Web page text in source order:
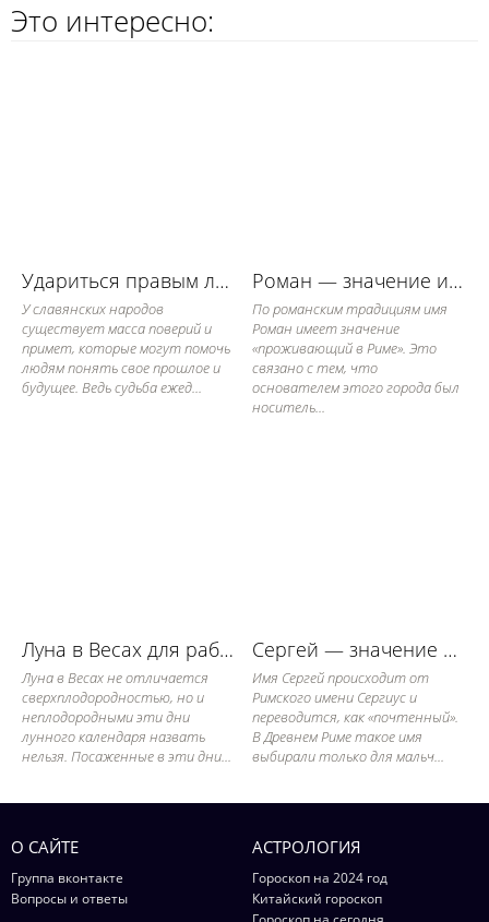
Это интересно:
Удариться правым локтем - примета
У славянских народов
существует масса поверий и
примет, которые могут помочь
людям понять свое прошлое и
будущее. Ведь судьба ежед...
Роман — значение имени, его судьба и характер
По романским традициям имя
Роман имеет значение
«проживающий в Риме». Это
связано с тем, что
основателем этого города был
носитель...
Луна в Весах для работы в огороде
Луна в Весах не отличается
сверхплодородностью, но и
неплодородными эти дни
лунного календаря назвать
нельзя. Посаженные в эти дни...
Сергей — значение имени, его судьба и характер
Имя Сергей происходит от
Римского имени Сергиус и
переводится, как «почтенный».
В Древнем Риме такое имя
выбирали только для мальч...
О САЙТЕ
Группа вконтакте
Вопросы и ответы
АСТРОЛОГИЯ
Гороскоп на 2024 год
Китайский гороскоп